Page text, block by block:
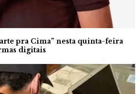
pra Cima” nesta quinta-feira
digitais